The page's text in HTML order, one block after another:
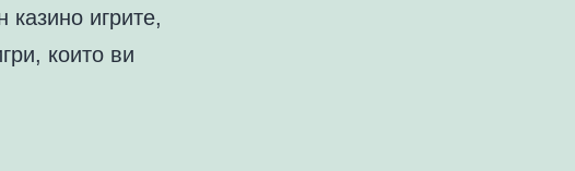
игрите,
които ви